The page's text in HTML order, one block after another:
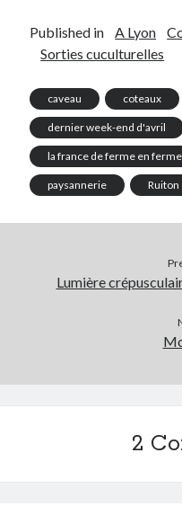
Published in A Lyon
Sorties cuculturelles
caveau coteaux
dernier week-end d'avril
la france de ferme en ferme
paysannerie Ruiton
Lumière
2